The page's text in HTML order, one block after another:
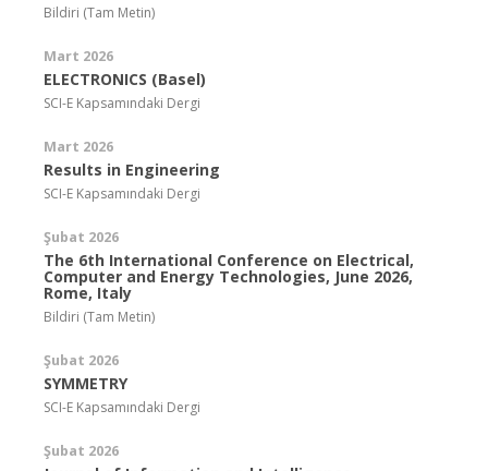
Bildiri (Tam Metin)
Mart 2026
ELECTRONICS (Basel)
SCI-E Kapsamındaki Dergi
Mart 2026
Results in Engineering
SCI-E Kapsamındaki Dergi
Şubat 2026
The 6th International Conference on Electrical,
Computer and Energy Technologies, June 2026,
Rome, Italy
Bildiri (Tam Metin)
Şubat 2026
SYMMETRY
SCI-E Kapsamındaki Dergi
Şubat 2026